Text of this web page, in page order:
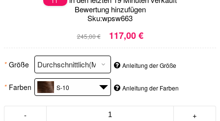
Bewertung hinzufügen
Sku:wpsw663
245,00 € 117,00 €
* Größe Anleitung der Größe
* Farben S-10 Anleitung der Farben
- +